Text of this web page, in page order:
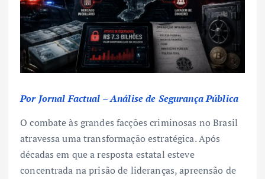
Por Jornal Factual – Análise de Segurança Pública
O combate às grandes facções criminosas no Brasil
atravessa uma transformação estratégica. Após
décadas em que a resposta estatal esteve
concentrada na prisão de lideranças, apreensão de